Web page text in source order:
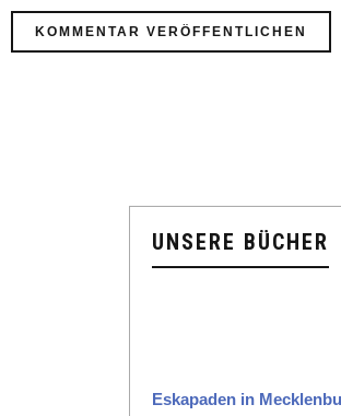
UNSERE BÜCHER
Eska­paden in